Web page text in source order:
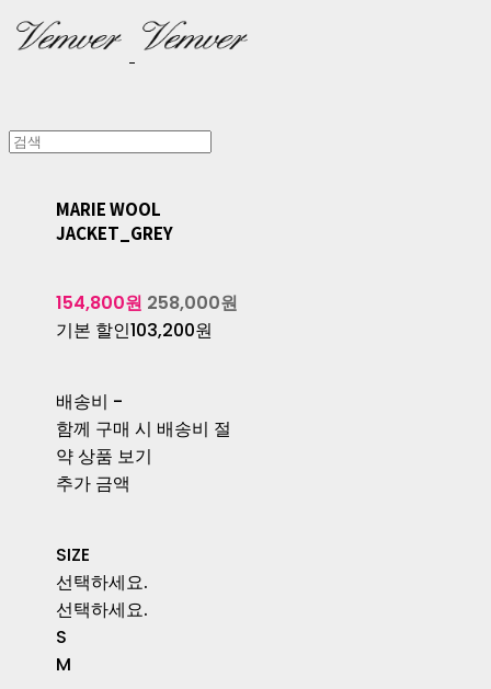
MARIE WOOL
JACKET_GREY
154,800원 258,000원
기본 할인103,200원
배송비 -
함께 구매 시 배송비 절
약 상품 보기
추가 금액
SIZE
선택하세요.
선택하세요.
S
M